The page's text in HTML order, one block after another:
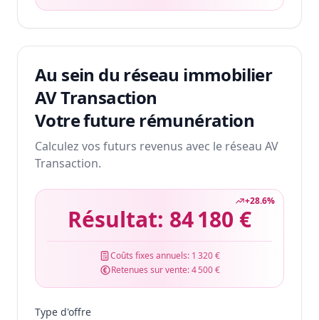
Au sein du réseau immobilier
AV Transaction
Votre future rémunération
Calculez vos futurs revenus avec le réseau AV
Transaction.
+28.6%
Résultat: 84 180 €
Coûts fixes annuels: 1 320 €
Retenues sur vente:4 500 €
Type d'offre